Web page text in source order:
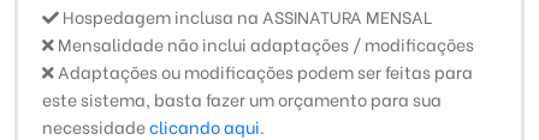
Hospedagem inclusa na ASSINATURA MENSAL
Mensalidade não inclui adaptações / modificações
Adaptações ou modificações podem ser feitas para
este sistema, basta fazer um orçamento para sua
necessidadeclicando aqui.